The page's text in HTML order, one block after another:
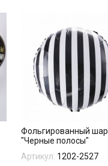
Фольгированный шар
"Черные полосы"
Артикул: 1202-2527